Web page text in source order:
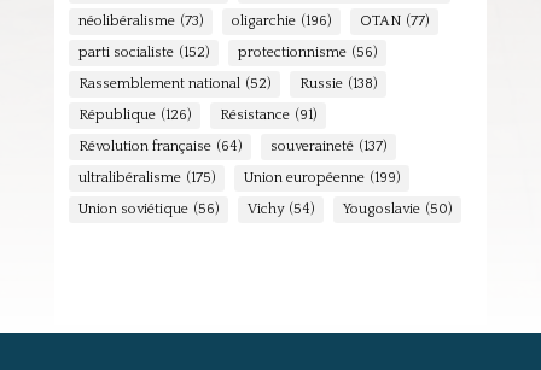
néolibéralisme (73) oligarchie (196) OTAN (77)
parti socialiste (152) protectionnisme (56)
Rassemblement national (52) Russie (138)
République (126) Résistance (91)
Révolution française (64) souveraineté (137)
ultralibéralisme (175) Union européenne (199)
Union soviétique (56) Vichy (54) Yougoslavie (50)